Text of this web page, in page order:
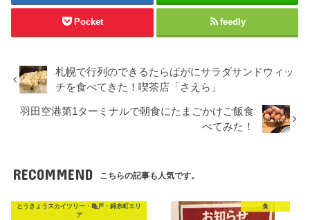
Pocket feedly
札幌で行列のできるたらばがにサラダサンドウィッ
チを食べてきた！喫茶店「さえら」
羽田空港第1ターミナルで朝食にたまごかけご飯食
べてみた！
RECOMMEND こちらの記事も人気です。
とうきょうスカイツリー・亀戸・錦糸町エリ
ア
食